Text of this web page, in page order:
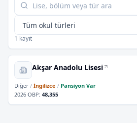
1 kayıt
Akşar Anadolu Lisesi
Diğer / İngilizce / Pansiyon Var
2026 OBP: 48,355